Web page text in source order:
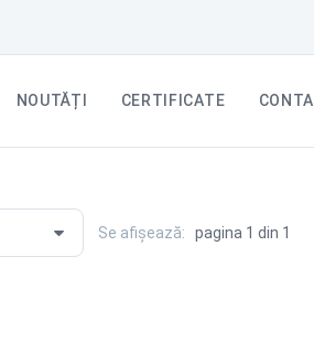
NOUTĂȚI CERTIFICATE
Se afișează: pagina 1 din 1